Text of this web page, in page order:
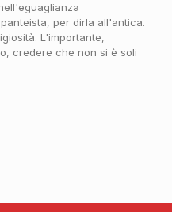
per dirla all'antica.
L'importante,
credere che non si è soli